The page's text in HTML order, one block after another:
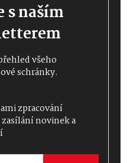
s naším
všeho
schránky.
zpracování
novinek a